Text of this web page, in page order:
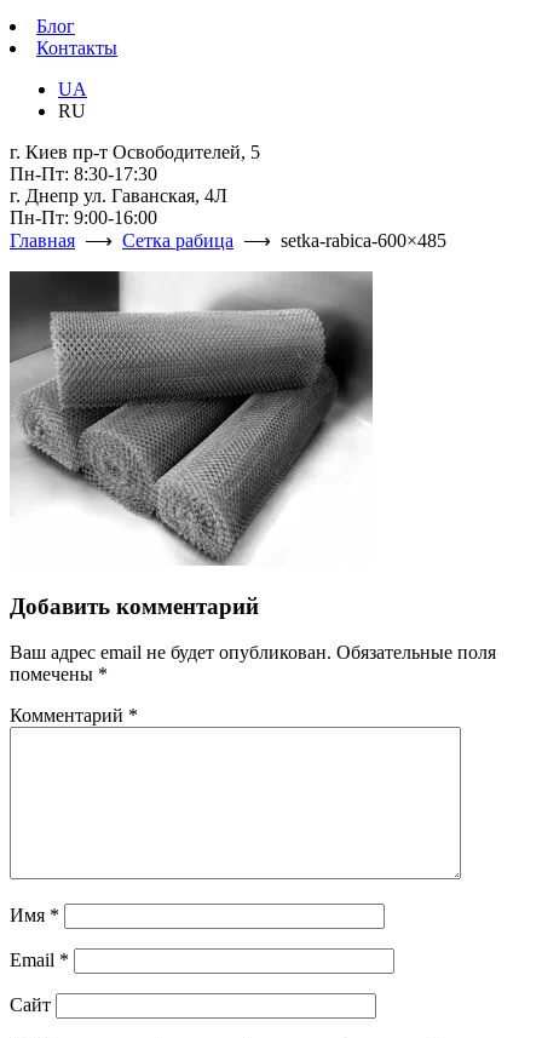
Блог
Контакты
UA
RU
г. Киев пр-т Освободителей, 5
Пн-Пт: 8:30-17:30
г. Днепр ул. Гаванская, 4Л
Пн-Пт: 9:00-16:00
Главная ⟶ Сетка рабица ⟶ setka-rabica-600×485
Добавить комментарий
Ваш адрес email не будет опубликован. Обязательные поля
помечены *
Комментарий *
Имя *
Email *
Сайт